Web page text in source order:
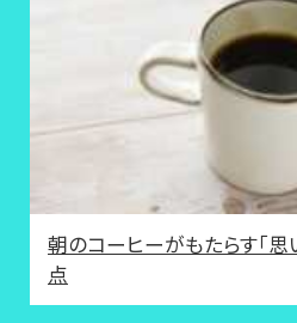
朝のコーヒーがもたらす「
点